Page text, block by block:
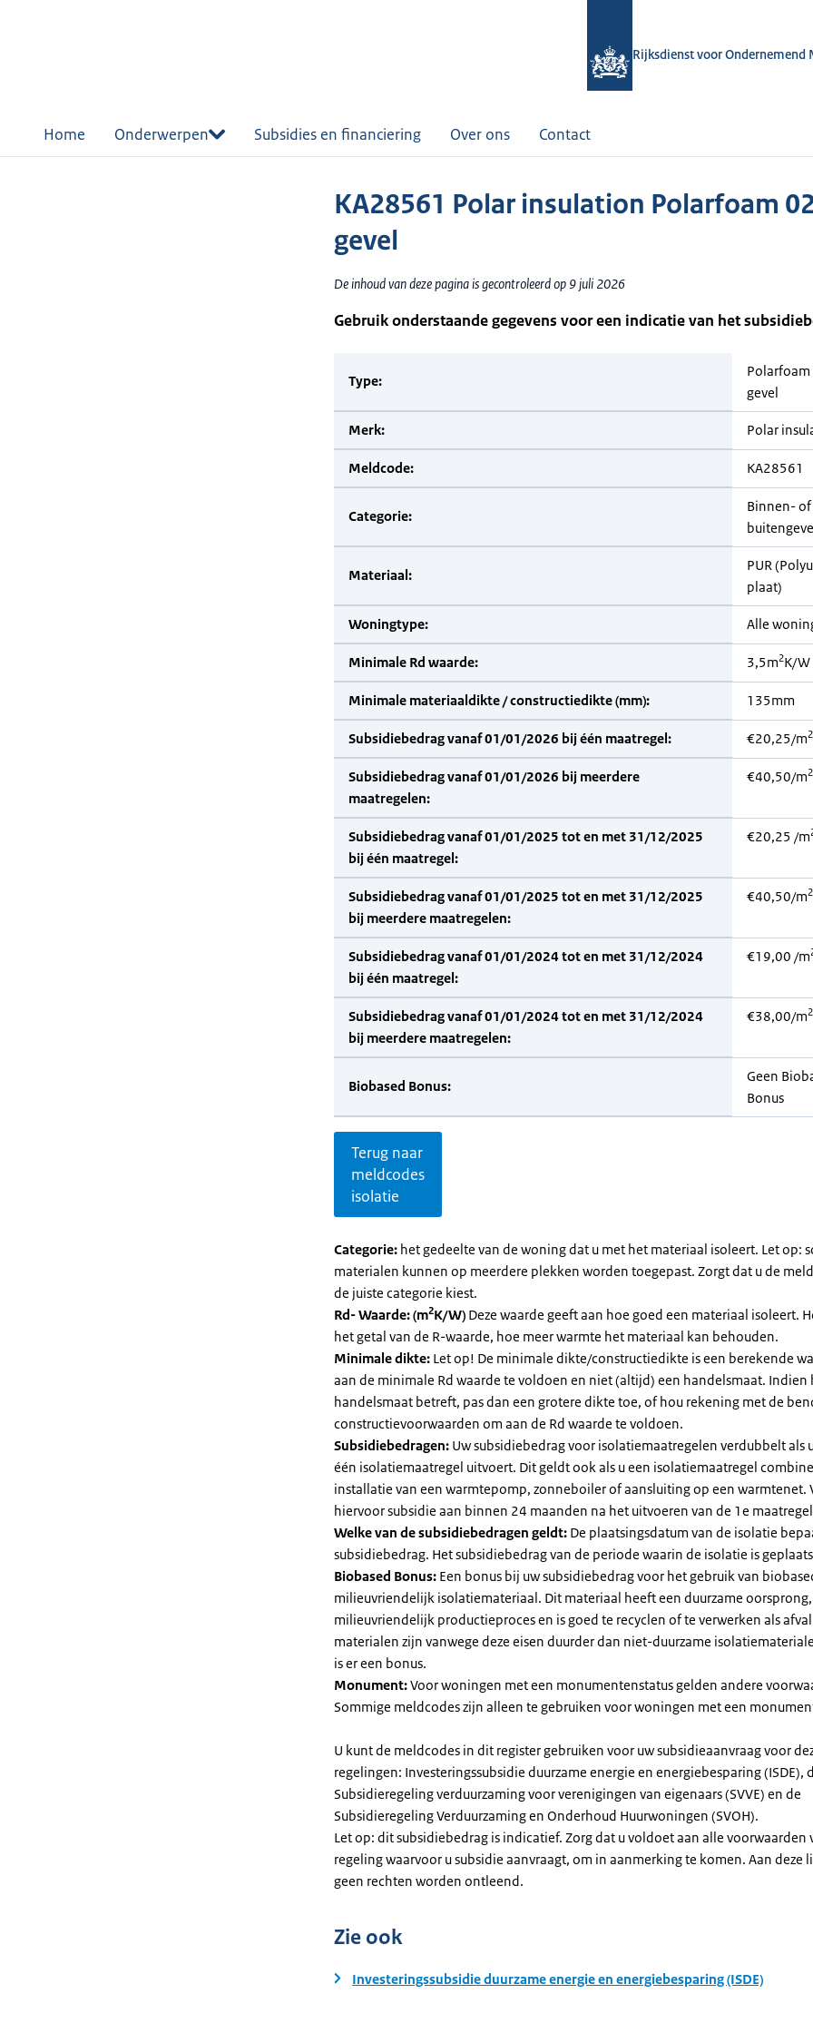
Rijksdienst voor Ondernemend
Home Onderwerpen Subsidies en financiering Over ons Contact
KA28561 Polar insulation Polarfoam
gevel
De inhoud van deze pagina is gecontroleerd op 9 juli 2026
Gebruik onderstaande gegevens voor een indicatie van het
Type:
gevel
Merk: Polar
Meldcode: KA28561
Categorie:
Binnen- of
Materiaal:
PUR
plaat)
Woningtype: Alle
Minimale Rd waarde: 3,5m2K/W
Minimale materiaaldikte / constructiedikte (mm): 135mm
Subsidiebedrag vanaf 01/01/2026 bij één maatregel: €20,25/m2
Subsidiebedrag vanaf 01/01/2026 bij meerdere
maatregelen:
€40,50/m2
Subsidiebedrag vanaf 01/01/2025 tot en met 31/12/2025
bij één maatregel:
€20,25 /m
Subsidiebedrag vanaf 01/01/2025 tot en met 31/12/2025
bij meerdere maatregelen:
€40,50/m2
Subsidiebedrag vanaf 01/01/2024 tot en met 31/12/2024
bij één maatregel:
€19,00 /m
Subsidiebedrag vanaf 01/01/2024 tot en met 31/12/2024
bij meerdere maatregelen:
€38,00/m2
Biobased Bonus:
Geen
Bonus
Terug naar
meldcodes
isolatie
Categorie: het gedeelte van de woning dat u met het materiaal isoleert. Let op:
materialen kunnen op meerdere plekken worden toegepast. Zorgt dat u de
de juiste categorie kiest.
Rd- Waarde: (m2K/W) Deze waarde geeft aan hoe goed een materiaal isoleert.
het getal van de R-waarde, hoe meer warmte het materiaal kan behouden.
Minimale dikte: Let op! De minimale dikte/constructiedikte is een berekende
aan de minimale Rd waarde te voldoen en niet (altijd) een handelsmaat. Indien
handelsmaat betreft, pas dan een grotere dikte toe, of hou rekening met de
constructievoorwaarden om aan de Rd waarde te voldoen.
Subsidiebedragen: Uw subsidiebedrag voor isolatiemaatregelen verdubbelt als
één isolatiemaatregel uitvoert. Dit geldt ook als u een isolatiemaatregel
installatie van een warmtepomp, zonneboiler of aansluiting op een warmtenet.
hiervoor subsidie aan binnen 24 maanden na het uitvoeren van de 1e
Welke van de subsidiebedragen geldt: De plaatsingsdatum van de isolatie
subsidiebedrag. Het subsidiebedrag van de periode waarin de isolatie is
Biobased Bonus: Een bonus bij uw subsidiebedrag voor het gebruik van
milieuvriendelijk isolatiemateriaal. Dit materiaal heeft een duurzame oorsprong,
milieuvriendelijk productieproces en is goed te recyclen of te verwerken als
materialen zijn vanwege deze eisen duurder dan niet-duurzame
is er een bonus.
Monument:Voor woningen met een monumentenstatus gelden andere
Sommige meldcodes zijn alleen te gebruiken voor woningen met een
U kunt de meldcodes in dit register gebruiken voor uw subsidieaanvraag voor
regelingen: Investeringssubsidie duurzame energie en energiebesparing (ISDE),
Subsidieregeling verduurzaming voor verenigingen van eigenaars (SVVE) en de
Subsidieregeling Verduurzaming en Onderhoud Huurwoningen (SVOH).
Let op: dit subsidiebedrag is indicatief. Zorg dat u voldoet aan alle voorwaarden
regeling waarvoor u subsidie aanvraagt, om in aanmerking te komen. Aan deze
geen rechten worden ontleend.
Zie ook
Investeringssubsidie duurzame energie en energiebesparing (ISDE)